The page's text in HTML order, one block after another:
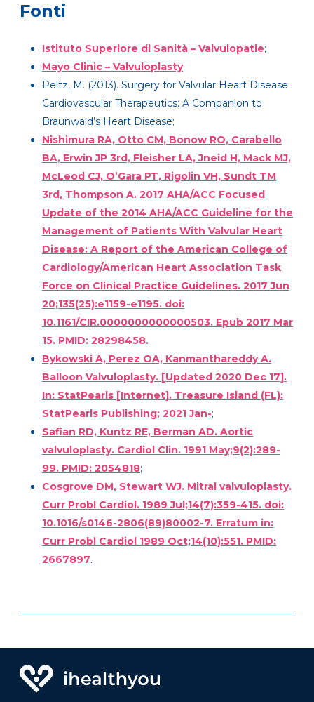
Fonti
Istituto Superiore di Sanità – Valvulopatie;
Mayo Clinic – Valvuloplasty;
Peltz, M. (2013). Surgery for Valvular Heart Disease.
Cardiovascular Therapeutics: A Companion to
Braunwald’s Heart Disease;
Nishimura RA, Otto CM, Bonow RO, Carabello
BA, Erwin JP 3rd, Fleisher LA, Jneid H, Mack MJ,
McLeod CJ, O’Gara PT, Rigolin VH, Sundt TM
3rd, Thompson A. 2017 AHA/ACC Focused
Update of the 2014 AHA/ACC Guideline for the
Management of Patients With Valvular Heart
Disease: A Report of the American College of
Cardiology/American Heart Association Task
Force on Clinical Practice Guidelines. 2017 Jun
20;135(25):e1159-e1195. doi:
10.1161/CIR.0000000000000503. Epub 2017 Mar
15. PMID: 28298458.
Bykowski A, Perez OA, Kanmanthareddy A.
Balloon Valvuloplasty. [Updated 2020 Dec 17].
In: StatPearls [Internet]. Treasure Island (FL):
StatPearls Publishing; 2021 Jan-;
Safian RD, Kuntz RE, Berman AD. Aortic
valvuloplasty. Cardiol Clin. 1991 May;9(2):289-
99. PMID: 2054818;
Cosgrove DM, Stewart WJ. Mitral valvuloplasty.
Curr Probl Cardiol. 1989 Jul;14(7):359-415. doi:
10.1016/s0146-2806(89)80002-7. Erratum in:
Curr Probl Cardiol 1989 Oct;14(10):551. PMID:
2667897.